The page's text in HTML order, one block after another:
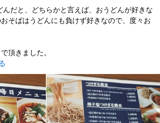
だと、どちらかと言えば、おうどんが好きな
そばはうどんにも負けず好きなので、度々お
頂きました。